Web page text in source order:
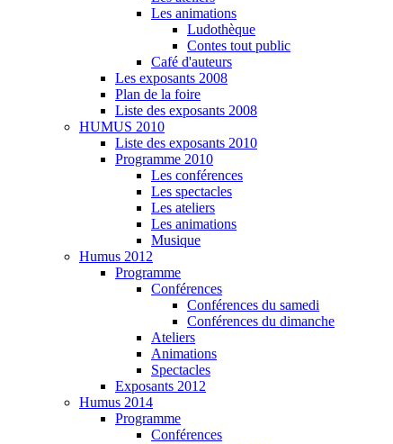
Les animations
Ludothèque
Contes tout public
Café d'auteurs
Les exposants 2008
Plan de la foire
Liste des exposants 2008
HUMUS 2010
Liste des exposants 2010
Programme 2010
Les conférences
Les spectacles
Les ateliers
Les animations
Musique
Humus 2012
Programme
Conférences
Conférences du samedi
Conférences du dimanche
Ateliers
Animations
Spectacles
Exposants 2012
Humus 2014
Programme
Conférences